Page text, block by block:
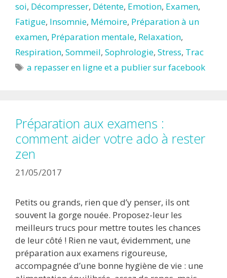
soi, Décompresser, Détente, Emotion, Examen,
Fatigue, Insomnie, Mémoire, Préparation à un
examen, Préparation mentale, Relaxation,
Respiration, Sommeil, Sophrologie, Stress, Trac
Étiquettes
a repasser en ligne et a publier sur facebook
Préparation aux examens :
comment aider votre ado à rester
zen
21/05/2017
Petits ou grands, rien que d’y penser, ils ont
souvent la gorge nouée. Proposez-leur les
meilleurs trucs pour mettre toutes les chances
de leur côté ! Rien ne vaut, évidemment, une
préparation aux examens rigoureuse,
accompagnée d’une bonne hygiène de vie : une